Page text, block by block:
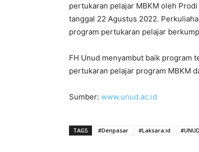
pertukaran pelajar MBKM oleh
tanggal 22 Agustus 2022.
program pertukaran pelajar
FH Unud menyambut baik program
pertukaran pelajar program MBKM
Sumber: www.unud.ac.id
TAGS #Denpasar #Laksara.id #UNUD